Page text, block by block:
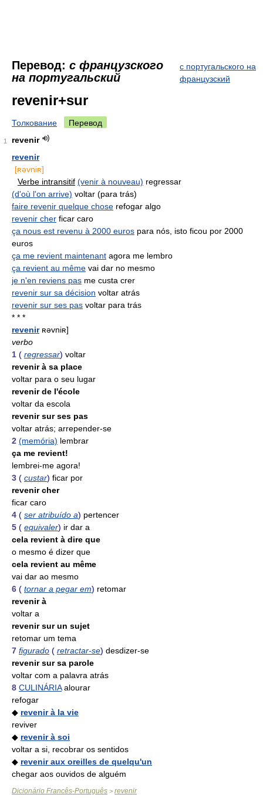
Перевод: с французского
на португальский
с португальского на
французский
revenir+sur
Толкование Перевод
1
revenir
revenir
[ʀəvniʀ]
Verbe intransitif (venir à nouveau) regressar
(d'où l'on arrive) voltar (para trás)
faire revenir quelque chose refogar algo
revenir cher ficar caro
ça nous est revenu à 2000 euros para nós, isto ficou por 2000
euros
ça me revient maintenant agora me lembro
ça revient au même vai dar no mesmo
je n'en reviens pas me custa crer
revenir sur sa décision voltar atrás
revenir sur ses pas voltar para trás
* * *
revenirʀəvniʀ]
verbo
1 ( regressar) voltar
revenir à sa place
voltar para o seu lugar
revenir de l'école
voltar da escola
revenir sur ses pas
voltar atrás; arrepender-se
2 (memória) lembrar
ça me revient!
lembrei-me agora!
3 ( custar) ficar por
revenir cher
ficar caro
4 ( ser atribuído a) pertencer
5 ( equivaler) ir dar a
cela revient à dire que
o mesmo é dizer que
cela revient au même
vai dar ao mesmo
6 ( tornar a pegar em) retomar
revenir à
voltar a
revenir sur un sujet
retomar um tema
7 figurado ( retractar-se) desdizer-se
revenir sur sa parole
voltar com a palavra atrás
8 CULINÁRIAalourar
refogar
◆ revenir à la vie
reviver
◆ revenir à soi
voltar a si, recobrar os sentidos
◆ revenir aux oreilles de quelqu'un
chegar aos ouvidos de alguém
Dicionário Francês-Português > revenir